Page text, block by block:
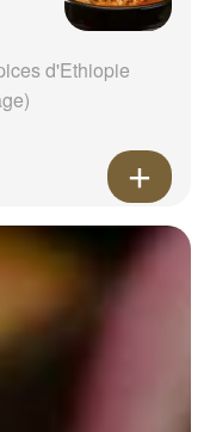
d'Ethiopie